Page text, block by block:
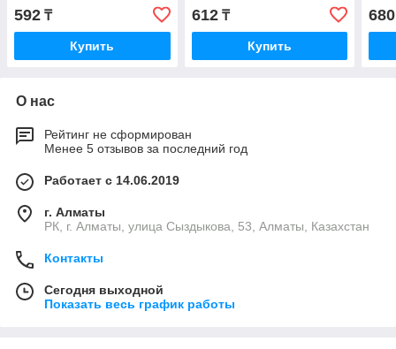
592 ₸
Купить
612₸
Купить
680
О нас
Рейтинг не сформирован
Менее 5 отзывов за последний год
Работает с 14.06.2019
г. Алматы
РК, г. Алматы, улица Сыздыкова, 53, Алматы, Казахстан
Контакты
Сегодня выходной
Показать весь график работы